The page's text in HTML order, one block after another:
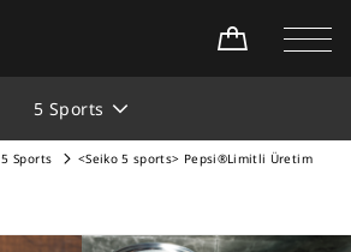
5 Sports
5 Sports
<Seiko 5 sports> Pepsi®Limitli Üretim